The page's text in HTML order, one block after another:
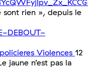
sont rien », depuis le
DEBOUT-
Violences 12
jaune n’est pas la